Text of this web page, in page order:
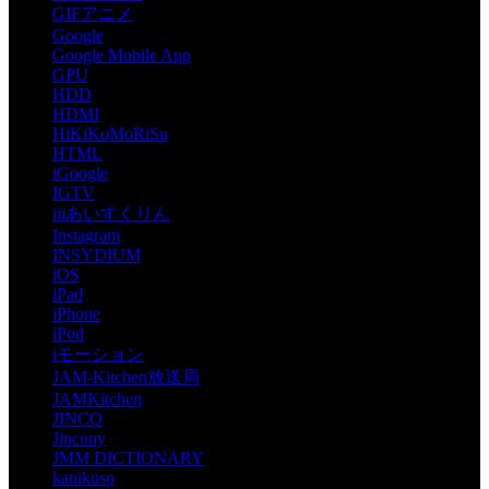
GIFアニメ
Google
Google Mobile App
GPU
HDD
HDMI
HiKiKoMoRiSu
HTML
iGoogle
IGTV
iiiあいすくりん
Instagram
INSYDIUM
iOS
iPad
iPhone
iPod
iモーション
JAM-Kitchen放送局
JAMKitchen
JINCO
Jincony
JMM DICTIONARY
kanikuso